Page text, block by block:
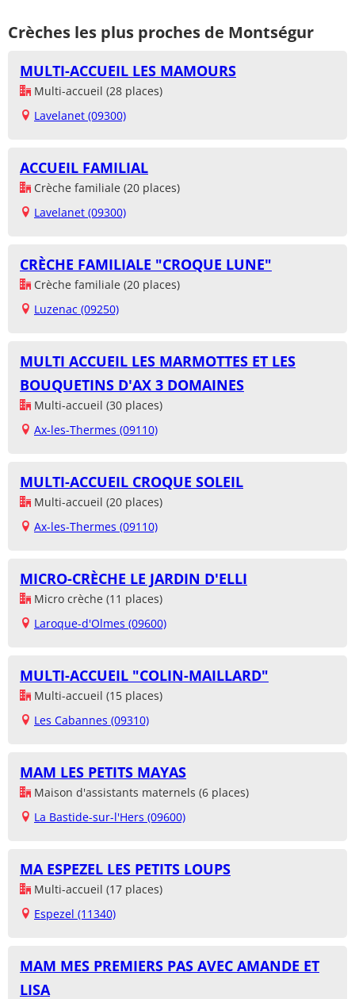
Crèches les plus proches de Montségur
MULTI-ACCUEIL LES MAMOURS
Multi-accueil (28 places)
Lavelanet (09300)
ACCUEIL FAMILIAL
Crèche familiale (20 places)
Lavelanet (09300)
CRÈCHE FAMILIALE "CROQUE LUNE"
Crèche familiale (20 places)
Luzenac (09250)
MULTI ACCUEIL LES MARMOTTES ET LES
BOUQUETINS D'AX 3 DOMAINES
Multi-accueil (30 places)
Ax-les-Thermes (09110)
MULTI-ACCUEIL CROQUE SOLEIL
Multi-accueil (20 places)
Ax-les-Thermes (09110)
MICRO-CRÈCHE LE JARDIN D'ELLI
Micro crèche (11 places)
Laroque-d'Olmes (09600)
MULTI-ACCUEIL "COLIN-MAILLARD"
Multi-accueil (15 places)
Les Cabannes (09310)
MAM LES PETITS MAYAS
Maison d'assistants maternels (6 places)
La Bastide-sur-l'Hers (09600)
MA ESPEZEL LES PETITS LOUPS
Multi-accueil (17 places)
Espezel (11340)
MAM MES PREMIERS PAS AVEC AMANDE ET
LISA